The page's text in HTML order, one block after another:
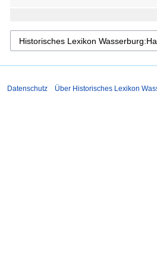
Datenschutz Über Historisches Lexikon